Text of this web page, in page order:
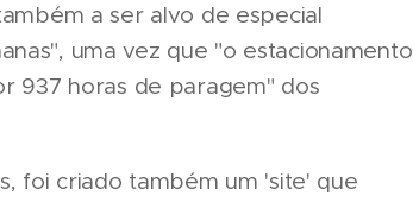
a ser alvo de especial
uma vez que "o estacionamento
937 horas de paragem" dos
foi criado também um 'site' que